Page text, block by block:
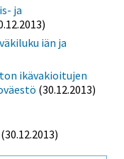
ja
iän ja
ikävakioitujen
(30.12.2013)
(30.12.2013)